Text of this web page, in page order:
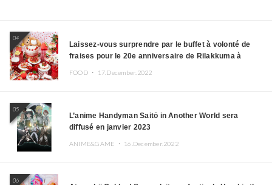
04
Laissez-vous surprendre par le buffet à volonté de
fraises pour le 20e anniversaire de Rilakkuma à
FOOD ・ 17.December.2022
05
L’anime Handyman Saitō in Another World sera
diffusé en janvier 2023
ANIME&GAME ・ 16.December.2022
06